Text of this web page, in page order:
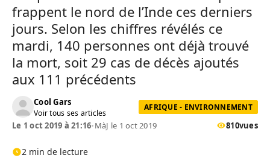
frappent le nord de l’Inde ces derniers
jours. Selon les chiffres révélés ce
mardi, 140 personnes ont déjà trouvé
la mort, soit 29 cas de décès ajoutés
aux 111 précédents
Cool Gars
Voir tous ses articles
AFRIQUE - ENVIRONNEMENT
Le 1 oct 2019 à 21:16•MàJ le 1 oct 2019 810vues
2 min de lecture